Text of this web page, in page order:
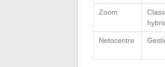
Zoom
Netocentre